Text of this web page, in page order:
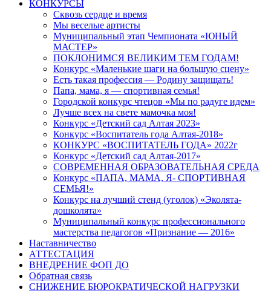
КОНКУРСЫ
Сквозь сердце и время
Мы веселые артисты
Муниципальный этап Чемпионата «ЮНЫЙ
МАСТЕР»
ПОКЛОНИМСЯ ВЕЛИКИМ ТЕМ ГОДАМ!
Конкурс «Маленькие шаги на большую сцену»
Есть такая профессия — Родину защищать!
Папа, мама, я — спортивная семья!
Городской конкурс чтецов «Мы по радуге идем»
Лучше всех на свете мамочка моя!
Конкурс «Детский сад Алтая 2023»
Конкурс «Воспитатель года Алтая-2018»
КОНКУРС «ВОСПИТАТЕЛЬ ГОДА» 2022г
Конкурс «Детский сад Алтая-2017»
СОВРЕМЕННАЯ ОБРАЗОВАТЕЛЬНАЯ СРЕДА
Конкурс «ПАПА, МАМА, Я- СПОРТИВНАЯ
СЕМЬЯ!»
Конкурс на лучший стенд (уголок) «Эколята-
дошколята»
Муниципальный конкурс профессионального
мастерства педагогов «Признание — 2016»
Наставничество
АТТЕСТАЦИЯ
ВНЕДРЕНИЕ ФОП ДО
Обратная связь
СНИЖЕНИЕ БЮРОКРАТИЧЕСКОЙ НАГРУЗКИ